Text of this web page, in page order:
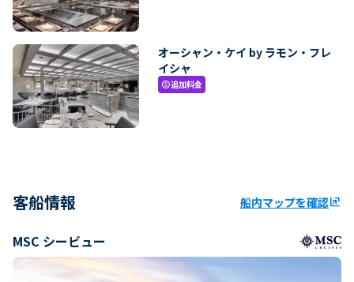
オーシャン・ケイ by ラモン・フレ
イシャ
paid追加料金
客船情報 船内マップを確認ungroup
MSC シービュー